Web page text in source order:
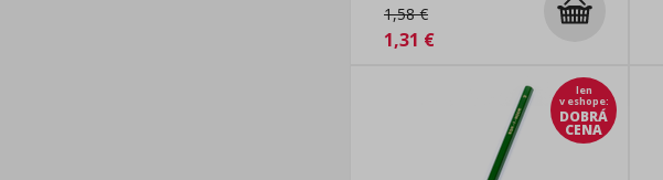
1,58€
1,31 €
len
v eshope:
DOBRÁ
CENA